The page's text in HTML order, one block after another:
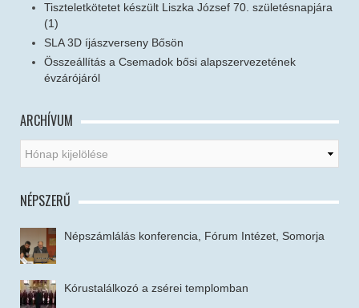
Tiszteletkötetet készült Liszka József 70. születésnapjára
(1)
SLA 3D íjászverseny Bősön
Összeállítás a Csemadok bősi alapszervezetének
évzárójáról
ARCHÍVUM
NÉPSZERŰ
Népszámlálás konferencia, Fórum Intézet, Somorja
Kórustalálkozó a zsérei templomban